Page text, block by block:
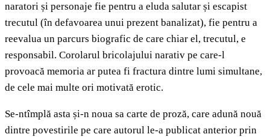
naratori și personaje fie pentru a eluda salutar și escapist
trecutul (în defavoarea unui prezent banalizat), fie pentru a
reevalua un parcurs biografic de care chiar el, trecutul, e
responsabil. Corolarul bricolajului narativ pe care-l
provoacă memoria ar putea fi fractura dintre lumi simultane,
de cele mai multe ori motivată erotic.
Se-ntîmplă asta și-n noua sa carte de proză, care adună nouă
dintre povestirile pe care autorul le-a publicat anterior prin